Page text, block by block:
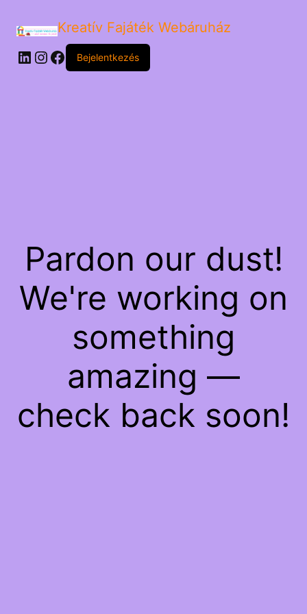
Kreatív Fajáték Webáruház
LinkedIn
Instagram
Facebook
Bejelentkezés
Pardon our dust!
We're working on
something
amazing —
check back soon!